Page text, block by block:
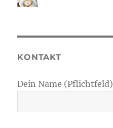
KONTAKT
Dein Name (Pflichtfeld)